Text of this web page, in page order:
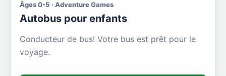
Âges 0-5 · Adventure Games
Autobus pour enfants
Conducteur de bus! Votre bus est prêt pour le
voyage.